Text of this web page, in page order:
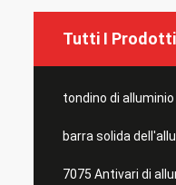
Tutti I Prodotti
tondino di alluminio
barra solida
7075 Antivari di